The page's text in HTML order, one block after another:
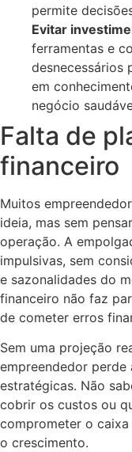
permite
Evitar
ferramentas e
desnecessários
em
negócio
Falta de
financeiro
Muitos
ideia, mas sem
operação. A
impulsivas, sem
e sazonalidades do
financeiro não faz
de cometer erros
Sem uma projeção
empreendedor
estratégicas. Não
cobrir os custos ou
comprometer o
o crescimento.